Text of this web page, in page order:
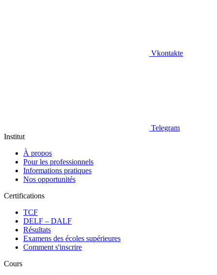
Vkontakte
Telegram
Institut
À propos
Pour les professionnels
Informations pratiques
Nos opportunités
Certifications
TCF
DELF – DALF
Résultats
Examens des écoles supérieures
Comment s'inscrire
Cours